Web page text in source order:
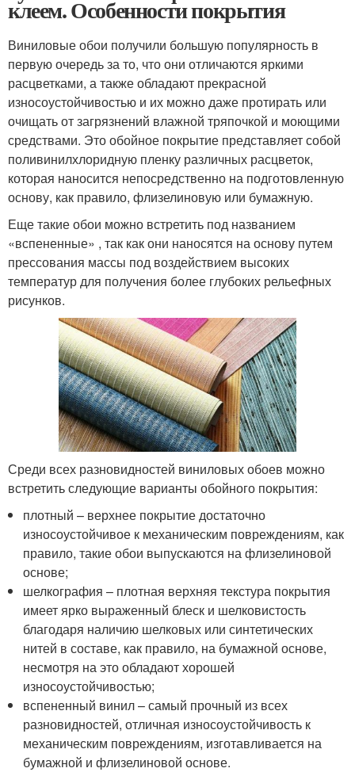
клеем. Особенности покрытия
Виниловые обои получили большую популярность в
первую очередь за то, что они отличаются яркими
расцветками, а также обладают прекрасной
износоустойчивостью и их можно даже протирать или
очищать от загрязнений влажной тряпочкой и моющими
средствами. Это обойное покрытие представляет собой
поливинилхлоридную пленку различных расцветок,
которая наносится непосредственно на подготовленную
основу, как правило, флизелиновую или бумажную.
Еще такие обои можно встретить под названием
«вспененные» , так как они наносятся на основу путем
прессования массы под воздействием высоких
температур для получения более глубоких рельефных
рисунков.
Среди всех разновидностей виниловых обоев можно
встретить следующие варианты обойного покрытия:
плотный – верхнее покрытие достаточно
износоустойчивое к механическим повреждениям, как
правило, такие обои выпускаются на флизелиновой
основе;
шелкография – плотная верхняя текстура покрытия
имеет ярко выраженный блеск и шелковистость
благодаря наличию шелковых или синтетических
нитей в составе, как правило, на бумажной основе,
несмотря на это обладают хорошей
износоустойчивостью;
вспененный винил – самый прочный из всех
разновидностей, отличная износоустойчивость к
механическим повреждениям, изготавливается на
бумажной и флизелиновой основе.